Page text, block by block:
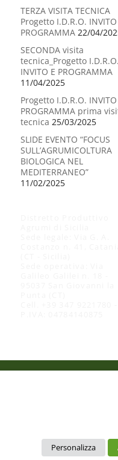
TERZA VISITA TECNICA
Progetto I.D.R.O. INVITO
PROGRAMMA 22/04/
SECONDA visita
tecnica_Progetto I.D.R.O.
INVITO E PROGRAMMA
11/04/2025
Progetto I.D.R.O. INVITO
PROGRAMMA prima
tecnica 25/03/2025
SLIDE EVENTO “FOCUS
SULL’AGRUMICOLTURA
BIOLOGICA NEL
MEDITERRANEO”
11/02/2025
È pertanto vietato copiarli,
per uso personale. Possono
Personalizza